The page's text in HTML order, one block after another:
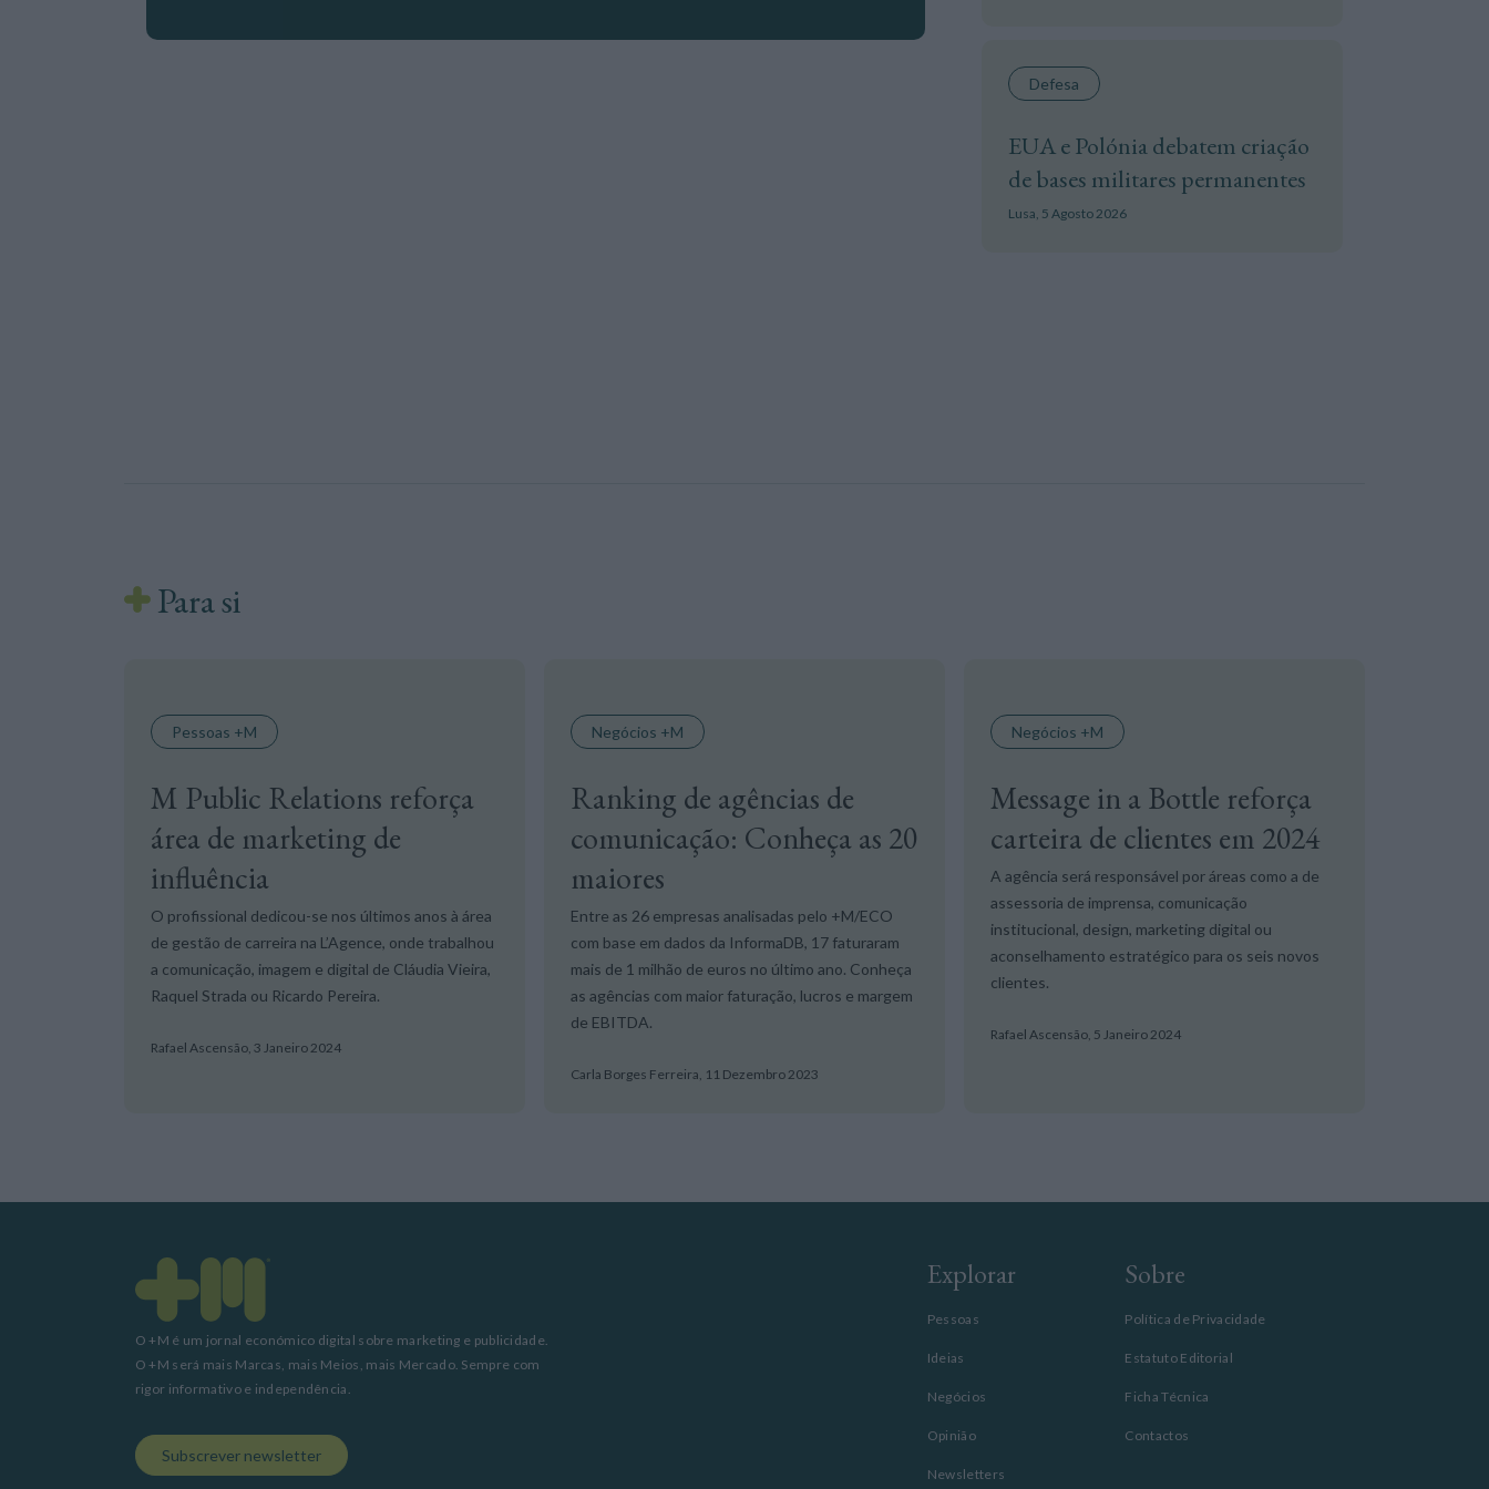
Defesa
EUA e Polónia debatem criação
de bases militares permanentes
Lusa, 5 Agosto 2026
Para si
Pessoas +M
M Public Relations reforça
área de marketing de
influência
O profissional dedicou-se nos últimos anos à área
de gestão de carreira na L’Agence, onde trabalhou
a comunicação, imagem e digital de Cláudia Vieira,
Raquel Strada ou Ricardo Pereira.
Rafael Ascensão, 3 Janeiro 2024
Negócios +M
Ranking de agências de
comunicação: Conheça as 20
maiores
Entre as 26 empresas analisadas pelo +M/ECO
com base em dados da InformaDB, 17 faturaram
mais de 1 milhão de euros no último ano. Conheça
as agências com maior faturação, lucros e margem
de EBITDA.
Carla Borges Ferreira, 11 Dezembro 2023
Negócios +M
Message in a Bottle reforça
carteira de clientes em 2024
A agência será responsável por áreas como a de
assessoria de imprensa, comunicação
institucional, design, marketing digital ou
aconselhamento estratégico para os seis novos
clientes.
Rafael Ascensão, 5 Janeiro 2024
O +M é um jornal económico digital sobre marketing e publicidade.
O +M será mais Marcas, mais Meios, mais Mercado. Sempre com
rigor informativo e independência.
Subscrever newsletter
Explorar
Pessoas
Ideias
Negócios
Opinião
Newsletters
Sobre
Política de Privacidade
Estatuto Editorial
Ficha Técnica
Contactos